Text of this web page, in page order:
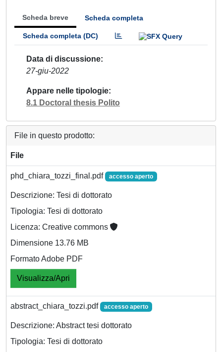
Scheda breve Scheda completa
Scheda completa (DC)
Data di discussione
27-giu-2022
Appare nelle tipologie
8.1 Doctoral thesis Polito
File in questo prodotto:
File
phd_chiara_tozzi_final.pdf accesso aperto
Descrizione: Tesi di dottorato
Tipologia: Tesi di dottorato
Licenza: Creative commons
Dimensione 13.76 MB
Formato Adobe PDF
Visualizza/Apri
abstract_chiara_tozzi.pdf accesso aperto
Descrizione: Abstract tesi dottorato
Tipologia: Tesi di dottorato